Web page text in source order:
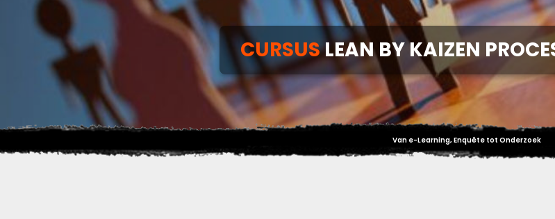
CURSUSLEAN BY KAIZEN
Van e-Learning, Enquête tot Onderzoek